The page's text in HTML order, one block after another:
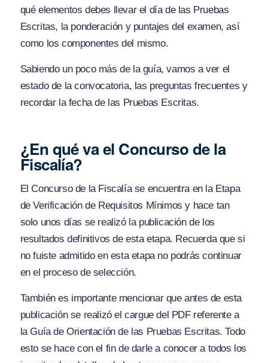
qué elementos debes llevar el día de las Pruebas
Escritas, la ponderación y puntajes del examen, así
como los componentes del mismo.
Sabiendo un poco más de la guía, vamos a ver el
estado de la convocatoria, las preguntas frecuentes y
recordar la fecha de las Pruebas Escritas.
¿En qué va el Concurso de la
Fiscalía?
El Concurso de la Fiscalía se encuentra en la Etapa
de Verificación de Requisitos Mínimos y hace tan
solo unos días se realizó la publicación de los
resultados definitivos de esta etapa. Recuerda que si
no fuiste admitido en esta etapa no podrás continuar
en el proceso de selección.
También es importante mencionar que antes de esta
publicación se realizó el cargue del PDF referente a
la Guía de Orientación de las Pruebas Escritas. Todo
esto se hace con el fin de darle a conocer a todos los